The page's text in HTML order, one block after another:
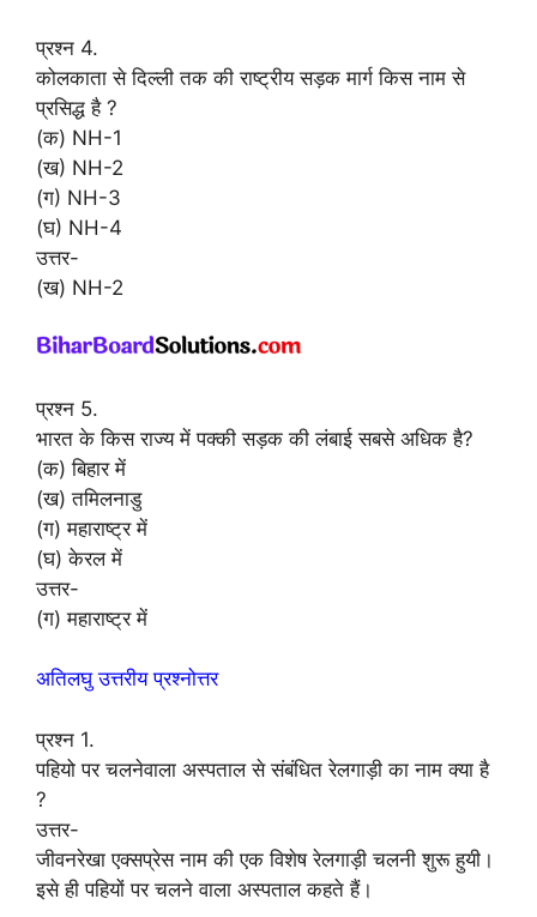
प्रश्न 4.
कोलकाता से दिल्ली तक की राष्ट्रीय सड़क मार्ग किस नाम से
प्रसिद्ध है ?
(क) NH-1
(ख) NH-2
(ग) NH-3
(घ) NH-4
उत्तर-
(ख) NH-2
प्रश्न 5.
भारत के किस राज्य में पक्की सड़क की लंबाई सबसे अधिक है?
(क) बिहार में
(ख) तमिलनाडु
(ग) महाराष्ट्र में
(घ) केरल में
उत्तर-
(ग) महाराष्ट्र में
अतिलघु उत्तरीय प्रश्नोत्तर
प्रश्न 1.
पहियो पर चलनेवाला अस्पताल से संबंधित रेलगाड़ी का नाम क्या है
?
उत्तर-
जीवनरेखा एक्सप्रेस नाम की एक विशेष रेलगाड़ी चलनी शुरू हुयी।
इसे ही पहियों पर चलने वाला अस्पताल कहते हैं।